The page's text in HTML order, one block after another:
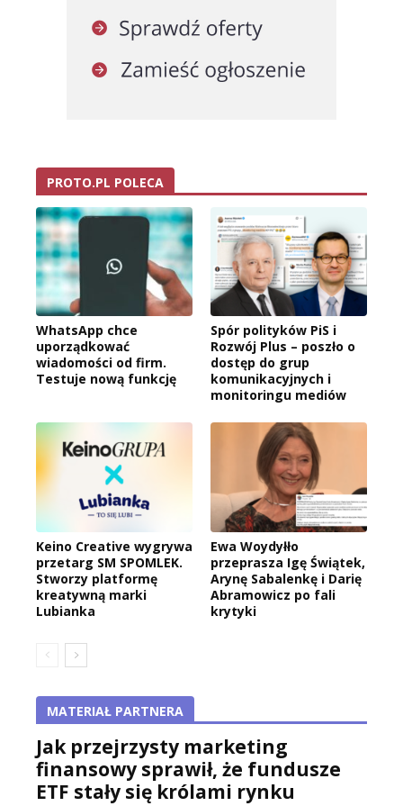
PROTO.PL POLECA
WhatsApp chce
uporządkować
wiadomości od firm.
Testuje nową funkcję
Spór polityków PiS i
Rozwój Plus – poszło o
dostęp do grup
komunikacyjnych i
monitoringu mediów
Keino Creative wygrywa
przetarg SM SPOMLEK.
Stworzy platformę
kreatywną marki
Lubianka
Ewa Woydyłło
przeprasza Igę Świątek,
Arynę Sabalenkę i Darię
Abramowicz po fali
krytyki
MATERIAŁ PARTNERA
Jak przejrzysty marketing
finansowy sprawił, że fundusze
ETF stały się królami rynku